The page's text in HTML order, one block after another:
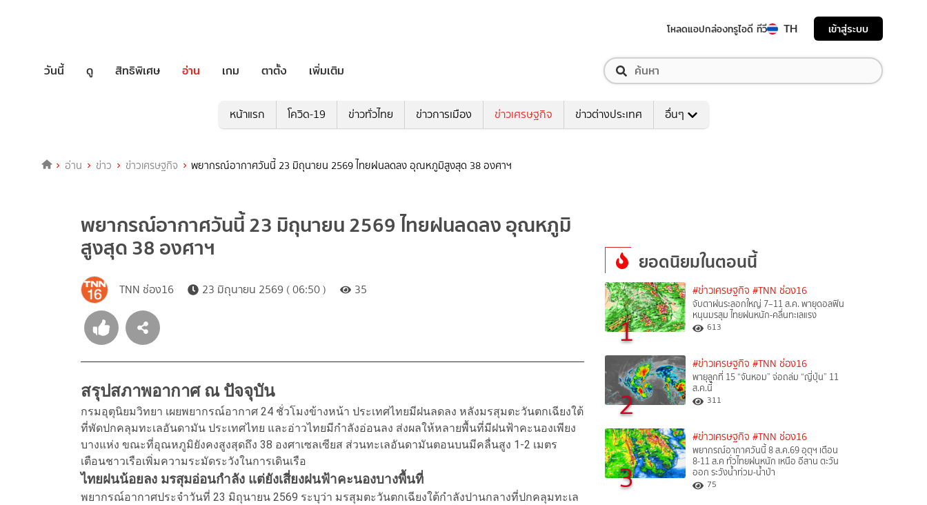
โหลดแอปกล่องทรูไอดี ทีวี TH เข้าสู่ระบบ
วันนี้ ดู สิทธิพิเศษ อ่าน เกม ตาตั้ง เพิ่มเติม
หน้าแรก โควิด-19 ข่าวทั่วไทย ข่าวการเมือง ข่าวเศรษฐกิจ ข่าวต่างประเทศ อื่นๆ
อ่าน ข่าว ข่าวเศรษฐกิจ พยากรณ์อากาศวันนี้ 23 มิถุนายน 2569 ไทยฝนลดลง อุณหภูมิสูงสุด 38 องศาฯ
พยากรณ์อากาศวันนี้ 23 มิถุนายน 2569 ไทยฝนลดลง อุณหภูมิ
สูงสุด 38 องศาฯ
TNN ช่อง16 23 มิถุนายน 2569 ( 06:50 ) 35
สรุปสภาพอากาศ ณ ปัจจุบัน
กรมอุตุนิยมวิทยา เผยพยากรณ์อากาศ 24 ชั่วโมงข้างหน้า ประเทศไทยมีฝนลดลง หลังมรสุมตะวันตกเฉียงใต้
ที่พัดปกคลุมทะเลอันดามัน ประเทศไทย และอ่าวไทยมีกำลังอ่อนลง ส่งผลให้หลายพื้นที่มีฝนฟ้าคะนองเพียง
บางแห่ง ขณะที่อุณหภูมิยังคงสูงสุดถึง 38 องศาเซลเซียส ส่วนทะเลอันดามันตอนบนมีคลื่นสูง 1-2 เมตร
เตือนชาวเรือเพิ่มความระมัดระวังในการเดินเรือ
ไทยฝนน้อยลง มรสุมอ่อนกำลัง แต่ยังเสี่ยงฝนฟ้าคะนองบางพื้นที่
พยากรณ์อากาศประจำวันที่ 23 มิถุนายน 2569 ระบุว่า มรสุมตะวันตกเฉียงใต้กำลังปานกลางที่ปกคลุมทะเล
ยอดนิยมในตอนนี้
1
#ข่าวเศรษฐกิจ #TNN ช่อง16
จับตาฝนระลอกใหญ่ 7–11 ส.ค. พายุดอลฟิน
หนุนมรสุม ไทยฝนหนัก-คลื่นทะเลแรง
613
2
#ข่าวเศรษฐกิจ #TNN ช่อง16
พายุลูกที่ 15 “จันหอม” จ่อถล่ม “ญี่ปุ่น” 11
ส.ค.นี้
311
3
#ข่าวเศรษฐกิจ #TNN ช่อง16
พยากรณ์อากาศวันนี้ 8 ส.ค.69 อุตุฯ เตือน
8-11 ส.ค ทั่วไทยฝนหนัก เหนือ อีสาน ตะวัน
ออก ระวังน้ำท่วม-น้ำป่า
75